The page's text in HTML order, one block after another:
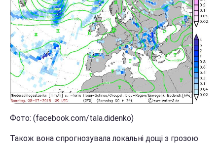
Фото: (facebook.com/tala.didenko)
Також вона спрогнозувала локальні дощі з грозою